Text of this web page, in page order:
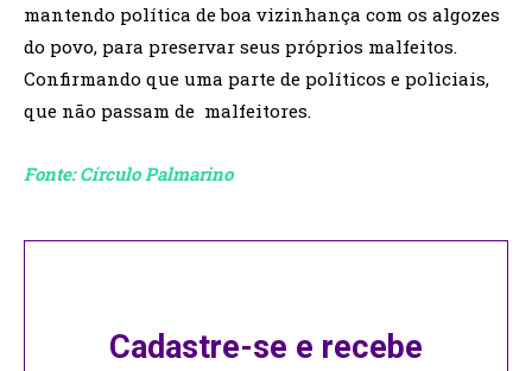
mantendo política de boa vizinhança com os algozes
do povo, para preservar seus próprios malfeitos.
Confirmando que uma parte de políticos e policiais,
que não passam de malfeitores.
Fonte: Círculo Palmarino
Cadastre-se e recebe